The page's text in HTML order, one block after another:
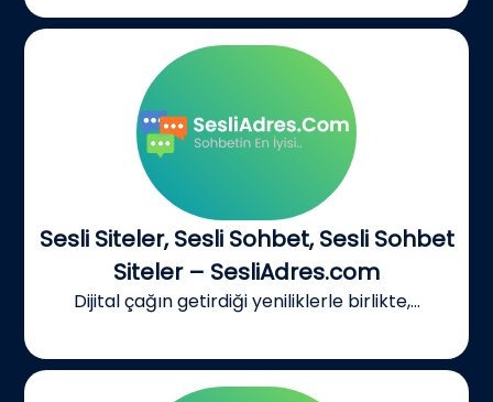
Sesli Siteler, Sesli Sohbet, Sesli Sohbet
Siteler – SesliAdres.com
Dijital çağın getirdiği yeniliklerle birlikte,...